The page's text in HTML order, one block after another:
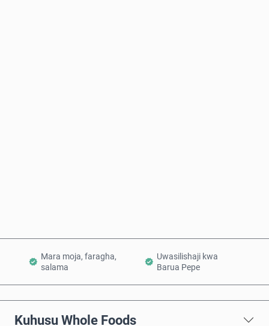
Mara moja, faragha,
salama
Uwasilishaji kwa
Barua Pepe
Kuhusu Whole Foods